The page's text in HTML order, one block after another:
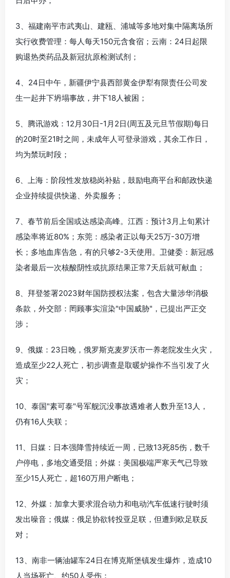
3、福建南平市武夷山、建瓯、浦城等多地对集中隔离场所
实行收费管理：每人每天150元含食宿；云南：24日起限
购退热类药品及新冠抗原检测试剂；
4、24日中午，新疆伊宁县西部黄金伊犁有限责任公司发
生一起井下坍塌事故，井下18人被困；
5、腾讯游戏：12月30日-1月2日(周五及元旦节假期)每日
的20时至21时之间，未成年人可登录游戏，其余工作日，
均为禁玩时段；
6、上海：阶段性发放稳岗补贴，鼓励电商平台和邮政快递
企业持续提供快递、外卖服务；
7、春节前后全国或达感染高峰。江西：预计3月上旬累计
感染率将近80%；东莞：感染者正以每天25万-30万增
长；多地血库告急，有的只够2-3天使用。卫健委：新冠感
染者最后一次核酸阴性或抗原结果正常7天后就可献血；
8、拜登签署2023财年国防授权法案，包含大量涉华消极
条款，外交部：罔顾事实渲染"中国威胁"，已提出严正交
涉；
9、俄媒：23日晚，俄罗斯克麦罗沃市一养老院发生火灾，
造成至少22人死亡，初步调查是取暖炉操作不当引发了火
灾；
10、泰国"素可泰"号军舰沉没事故遇难者人数升至13人，
仍有16人失联；
11、日媒：日本强降雪持续近一周，已致13死85伤，数千
户停电，多地交通受阻；外媒：美国极端严寒天气已导致
至少15人死亡，超160万用户断电；
12、外媒：加拿大要求混合动力和电动汽车低速行驶时须
发出噪音；俄媒：俄足协欲转投亚足联，但遭到欧足联反
对；
13、南非一辆油罐车24日在博克斯堡镇发生爆炸，造成10
人当场死亡、约50人受伤；